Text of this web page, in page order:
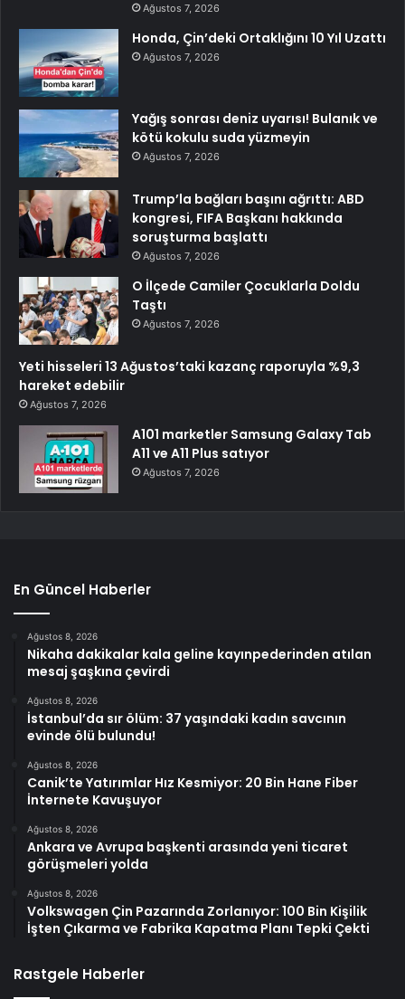
Ağustos 7, 2026
Honda, Çin’deki Ortaklığını 10 Yıl Uzattı
Ağustos 7, 2026
Yağış sonrası deniz uyarısı! Bulanık ve
kötü kokulu suda yüzmeyin
Ağustos 7, 2026
Trump’la bağları başını ağrıttı: ABD
kongresi, FIFA Başkanı hakkında
soruşturma başlattı
Ağustos 7, 2026
O İlçede Camiler Çocuklarla Doldu
Taştı
Ağustos 7, 2026
Yeti hisseleri 13 Ağustos’taki kazanç raporuyla %9,3
hareket edebilir
Ağustos 7, 2026
A101 marketler Samsung Galaxy Tab
A11 ve A11 Plus satıyor
Ağustos 7, 2026
En Güncel Haberler
Ağustos 8, 2026
Nikaha dakikalar kala geline kayınpederinden atılan
mesaj şaşkına çevirdi
Ağustos 8, 2026
İstanbul’da sır ölüm: 37 yaşındaki kadın savcının
evinde ölü bulundu!
Ağustos 8, 2026
Canik’te Yatırımlar Hız Kesmiyor: 20 Bin Hane Fiber
İnternete Kavuşuyor
Ağustos 8, 2026
Ankara ve Avrupa başkenti arasında yeni ticaret
görüşmeleri yolda
Ağustos 8, 2026
Volkswagen Çin Pazarında Zorlanıyor: 100 Bin Kişilik
İşten Çıkarma ve Fabrika Kapatma Planı Tepki Çekti
Rastgele Haberler